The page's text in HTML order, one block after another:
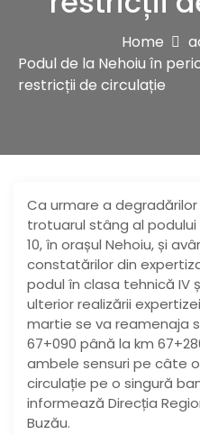
Home
Podul de la Nehoiu în
restricții de circulație
Ca urmare a
trotuarul stâng al podului
10, în orașul Nehoiu, și
constatărilor din
podul în clasa tehnică IV
ulterior realizării
martie se va reamenaja
67+090 până la km
ambele sensuri pe câte
circulație pe o singură
informează Direcția
Buzău.